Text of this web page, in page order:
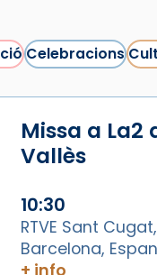
Celebracions
Missa a La2
Vallès
10:30
RTVE Sant
Barcelona,
+ info